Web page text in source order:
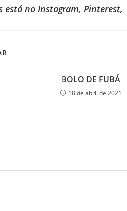
está no Instagram, Pinterest,
BOLO DE FUBÁ
18 de abril de 2021